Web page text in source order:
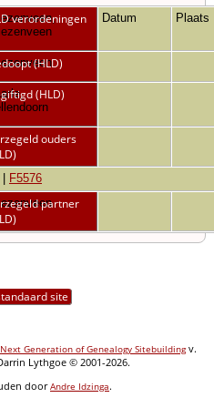
verordeningen Datum Plaats
(HLD)
(HLD)
ouders
F5576
partner
site
Generation of Genealogy Sitebuildingv.
Lythgoe © 2001-2026.
doorAndre Idzinga.